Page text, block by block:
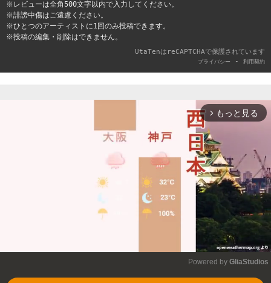
※レビューは全角500文字以内で入力してください。
※誹謗中傷はご遠慮ください。
※ひとつのアーティストに1回のみ投稿できます。
※投稿の編集・削除はできません。
UtaTenはreCAPTCHAで保護されています
プライバシー - 利用契約
arrow_forward_ios もっと見る
Powered by GliaStudios